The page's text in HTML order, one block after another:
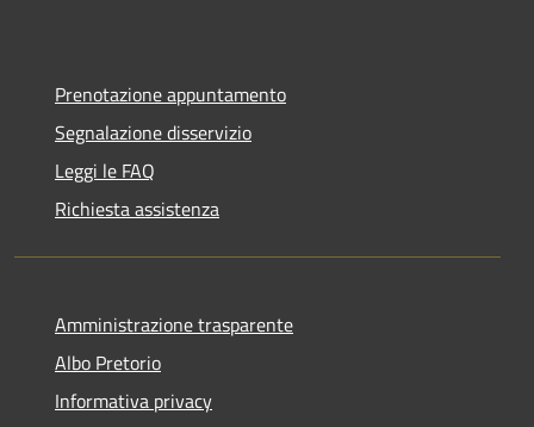
Prenotazione appuntamento
Segnalazione disservizio
Leggi le FAQ
Richiesta assistenza
Amministrazione trasparente
Albo Pretorio
Informativa privacy